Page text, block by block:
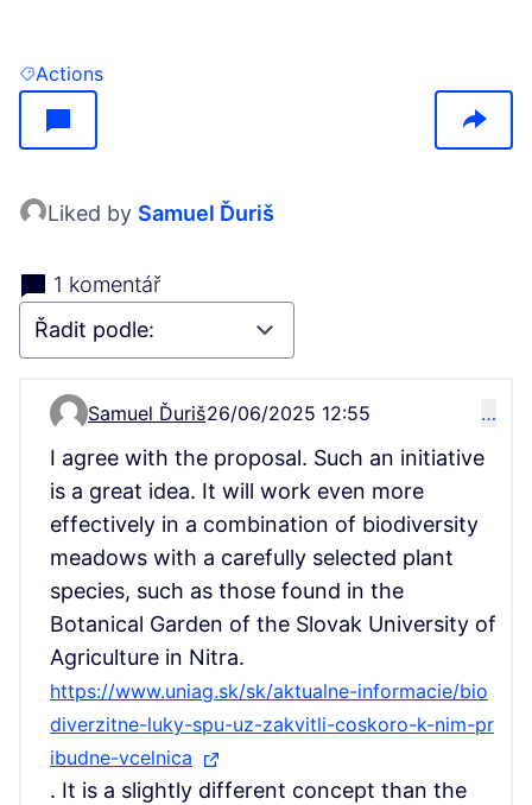
Filtrovat výsledky pro: Actions
Actions
Liked by Samuel Ďuriš
1 komentář
Komentář 13696
Samuel Ďuriš26/06/2025 12:55 …
I agree with the proposal. Such an initiative
is a great idea. It will work even more
effectively in a combination of biodiversity
meadows with a carefully selected plant
species, such as those found in the
Botanical Garden of the Slovak University of
Agriculture in Nitra.
https://www.uniag.sk/sk/aktualne-informacie/bio
diverzitne-luky-spu-uz-zakvitli-coskoro-k-nim-pr
ibudne-vcelnica
(Externí odkaz)
. It is a slightly different concept than the